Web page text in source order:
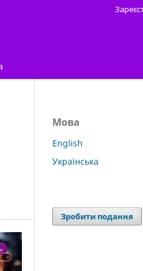
Мова
English
Українська
Зробити подання